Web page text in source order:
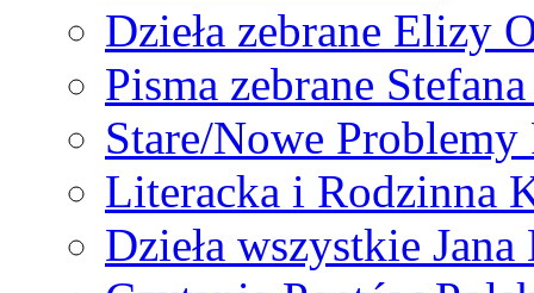
Dzieła zebrane Elizy
Pisma zebrane
Stare/Nowe
Literacka i Rodzinna
Dzieła wszystkie